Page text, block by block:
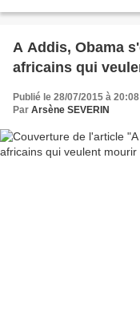
A Addis, Obama
africains qui
Publié le 28/07/2015 à 20:08
Par Arsène SEVERIN